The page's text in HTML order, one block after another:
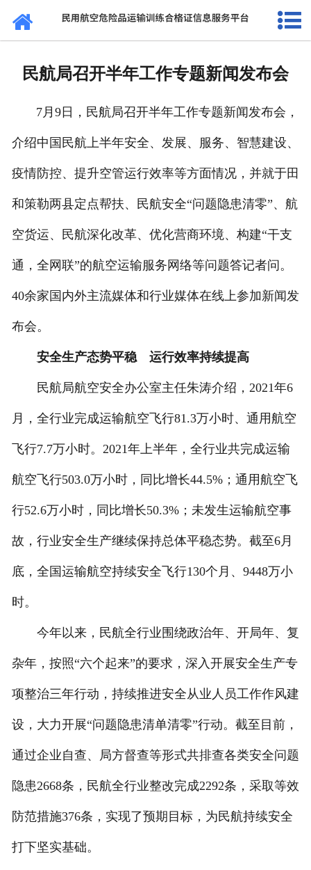
网站首页
民航要闻
关于我们
民航局召开半年工作专题新闻发布会
7月9日，民航局召开半年工作专题新闻发布会，
介绍中国民航上半年安全、发展、服务、智慧建设、
疫情防控、提升空管运行效率等方面情况，并就于田
和策勒两县定点帮扶、民航安全“问题隐患清零”、航
空货运、民航深化改革、优化营商环境、构建“干支
通，全网联”的航空运输服务网络等问题答记者问。
40余家国内外主流媒体和行业媒体在线上参加新闻发
布会。
安全生产态势平稳 运行效率持续提高
民航局航空安全办公室主任朱涛介绍，2021年6
月，全行业完成运输航空飞行81.3万小时、通用航空
飞行7.7万小时。2021年上半年，全行业共完成运输
航空飞行503.0万小时，同比增长44.5%；通用航空飞
行52.6万小时，同比增长50.3%；未发生运输航空事
故，行业安全生产继续保持总体平稳态势。截至6月
底，全国运输航空持续安全飞行130个月、9448万小
时。
今年以来，民航全行业围绕政治年、开局年、复
杂年，按照“六个起来”的要求，深入开展安全生产专
项整治三年行动，持续推进安全从业人员工作作风建
设，大力开展“问题隐患清单清零”行动。截至目前，
通过企业自查、局方督查等形式共排查各类安全问题
隐患2668条，民航全行业整改完成2292条，采取等效
防范措施376条，实现了预期目标，为民航持续安全
打下坚实基础。